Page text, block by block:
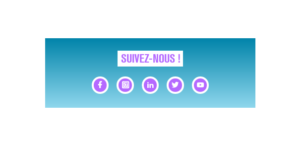
SUIVEZ-NOUS !